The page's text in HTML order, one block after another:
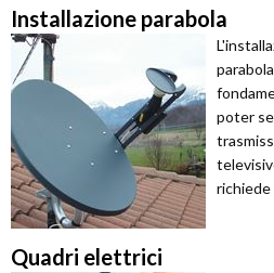
Installazione parabola
poter
richiede
Quadri elettrici